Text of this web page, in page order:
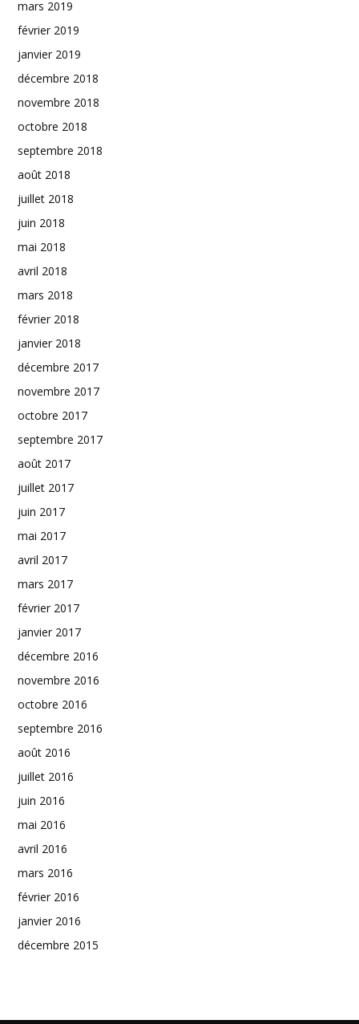
mars 2019
février 2019
janvier 2019
décembre 2018
novembre 2018
octobre 2018
septembre 2018
août 2018
juillet 2018
juin 2018
mai 2018
avril 2018
mars 2018
février 2018
janvier 2018
décembre 2017
novembre 2017
octobre 2017
septembre 2017
août 2017
juillet 2017
juin 2017
mai 2017
avril 2017
mars 2017
février 2017
janvier 2017
décembre 2016
novembre 2016
octobre 2016
septembre 2016
août 2016
juillet 2016
juin 2016
mai 2016
avril 2016
mars 2016
février 2016
janvier 2016
décembre 2015